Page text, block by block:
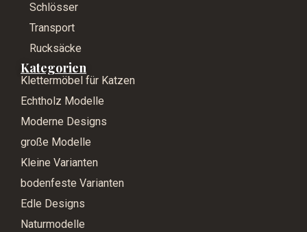
Schlösser
Transport
Rucksäcke
Kategorien
Klettermöbel für Katzen
Echtholz Modelle
Moderne Designs
große Modelle
Kleine Varianten
bodenfeste Varianten
Edle Designs
Naturmodelle